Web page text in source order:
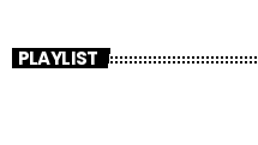
PLAYLIST